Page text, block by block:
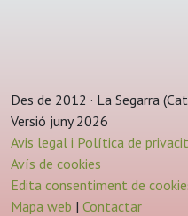
Des de 2012 · La Segarra
Versió juny 2026
Avis legal i Política de
Avís de cookies
Edita consentiment de
Mapa web | Contactar